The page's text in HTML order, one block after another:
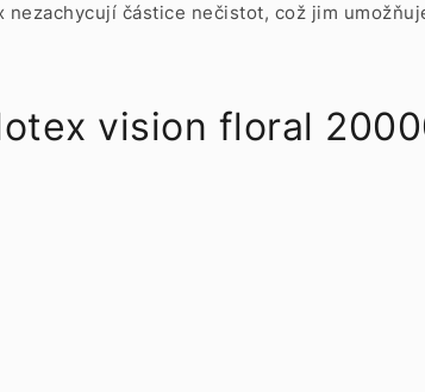
částice nečistot, což jim
vision floral